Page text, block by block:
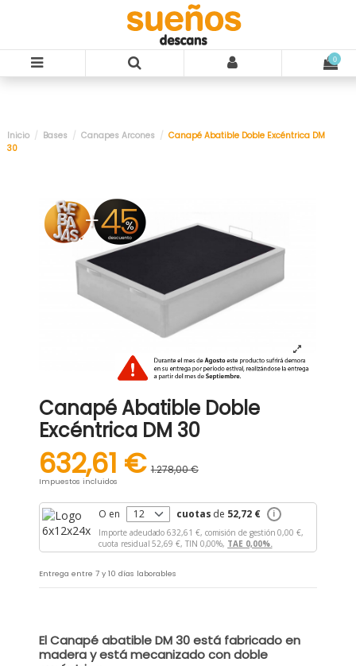
0
Inicio Bases Canapes Arcones
Canapé Abatible Doble Excéntrica DM
30
Canapé Abatible Doble
Excéntrica DM 30
632,61 € 1.278,00 €
Impuestos incluidos
O en cuotas de 52,72 €
i
Importe adeudado632,61 €, comisión de gestión0,00 €,
cuota residual52,69 €, TIN 0,00%, TAE 0,00%.
Entrega entre 7 y 10 días laborables
ElCanapé abatible DM 30está fabricado en
madera y está mecanizado con doble